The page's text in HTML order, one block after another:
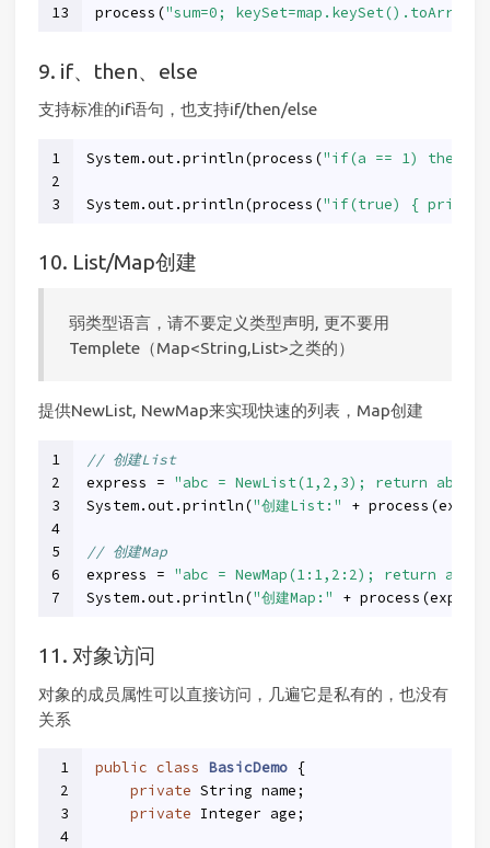
13
process("sum=0;
9. if、then、else
支持标准的if语句，也支持if/then/else
1
2
3
System.out.println(process("if(a == 1) then a
System.out.println(process("if(true) {
10. List/Map创建
弱类型语言，请不要定义类型声明, 更不要用
Templete（Map<String,List>之类的）
提供NewList, NewMap来实现快速的列表，Map创建
1
2
3
4
5
6
7
// 创建List
express = "abc = NewList(1,2,3); return
System.out.println("创建List:" +
// 创建Map
express = "abc = NewMap(1:1,2:2); return
System.out.println("创建Map:" +
11. 对象访问
对象的成员属性可以直接访问，几遍它是私有的，也没有
关系
1
2
3
4
public class BasicDemo
{
private String name;
private Integer age;